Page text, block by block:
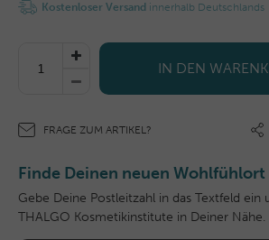
Kostenloser Versand innerhalb Deutschlands
IN DEN
FRAGE ZUM ARTIKEL?
Finde Deinen neuen Wohlfühlort
Gebe Deine Postleitzahl in das Textfeld ein
THALGO Kosmetikinstitute in Deiner Nähe.